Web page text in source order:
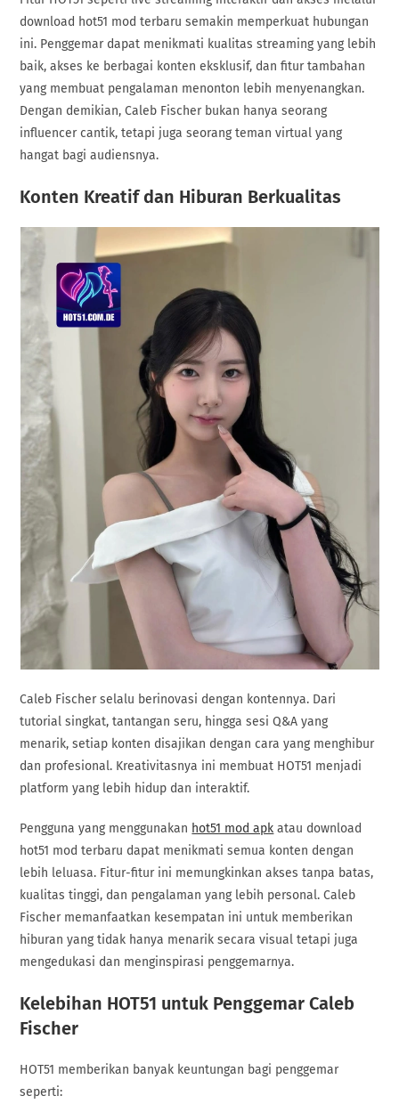
download hot51 mod terbaru semakin memperkuat hubungan
ini. Penggemar dapat menikmati kualitas streaming yang lebih
baik, akses ke berbagai konten eksklusif, dan fitur tambahan
yang membuat pengalaman menonton lebih menyenangkan.
Dengan demikian, Caleb Fischer bukan hanya seorang
influencer cantik, tetapi juga seorang teman virtual yang
hangat bagi audiensnya.
Konten Kreatif dan Hiburan Berkualitas
Caleb Fischer selalu berinovasi dengan kontennya. Dari
tutorial singkat, tantangan seru, hingga sesi Q&A yang
menarik, setiap konten disajikan dengan cara yang menghibur
dan profesional. Kreativitasnya ini membuat HOT51 menjadi
platform yang lebih hidup dan interaktif.
Pengguna yang menggunakan hot51 mod apk atau download
hot51 mod terbaru dapat menikmati semua konten dengan
lebih leluasa. Fitur-fitur ini memungkinkan akses tanpa batas,
kualitas tinggi, dan pengalaman yang lebih personal. Caleb
Fischer memanfaatkan kesempatan ini untuk memberikan
hiburan yang tidak hanya menarik secara visual tetapi juga
mengedukasi dan menginspirasi penggemarnya.
Kelebihan HOT51 untuk Penggemar Caleb
Fischer
HOT51 memberikan banyak keuntungan bagi penggemar
seperti: